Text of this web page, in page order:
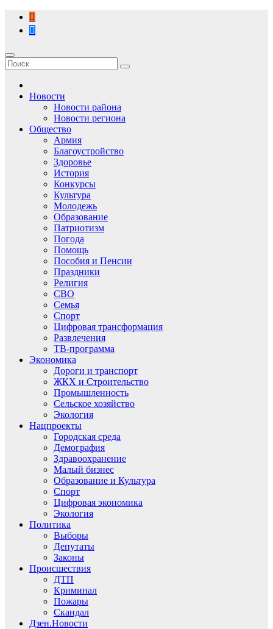
Перейти
содержимому
Новости
Новости района
Новости региона
Общество
Армия
Благоустройство
Здоровье
История
Конкурсы
Культура
Молодежь
Образование
Патриотизм
Погода
Помощь
Пособия и Пенсии
Праздники
Религия
СВО
Семья
Спорт
Цифровая трансформация
Развлечения
ТВ-программа
Экономика
Дороги и транспорт
ЖКХ и Строительство
Промышленность
Сельское хозяйство
Экология
Нацпроекты
Городская среда
Демография
Здравоохранение
Малый бизнес
Образование и Культура
Спорт
Цифровая экономика
Экология
Политика
Выборы
Депутаты
Законы
Происшествия
ДТП
Криминал
Пожары
Скандал
Дзен.Новости